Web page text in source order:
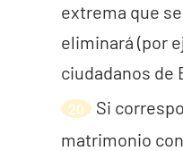
extrema que
eliminará (por
ciudadanos de
Si
matrimonio